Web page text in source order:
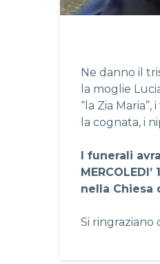
Ne danno il
la moglie
“la Zia
la cognata, i
I funerali
nella Chiesa
Si ringraziano